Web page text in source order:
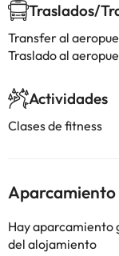
Traslados/
Transfer al
Traslado al
Actividades
Clases de fitness
Aparcamiento
Hay aparcamiento
del alojamiento